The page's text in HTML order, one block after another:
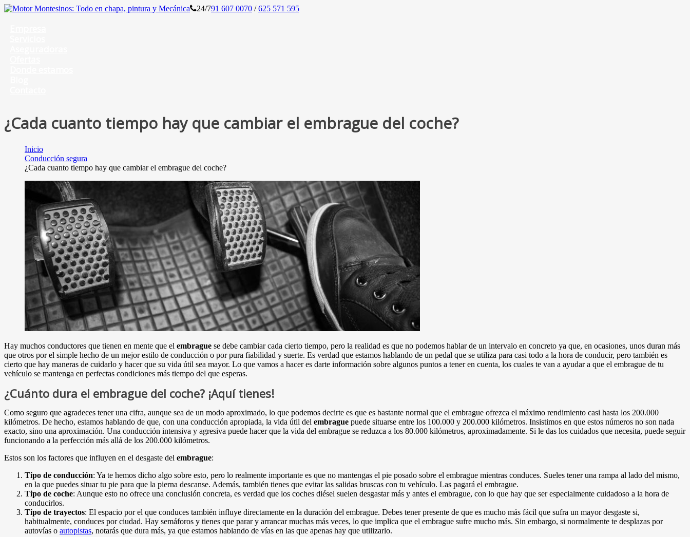
24/791 607 0070 /625 571 595
¿Cada cuanto tiempo hay que cambiar el embrague del coche?
Inicio
Conducción segura
¿Cada cuanto tiempo hay que cambiar el embrague del coche?
Hay muchos conductores que tienen en mente que el embrague se debe cambiar cada cierto tiempo, pero la realidad es que no podemos hablar de un intervalo en concreto ya que, en ocasiones, unos duran más
que otros por el simple hecho de un mejor estilo de conducción o por pura fiabilidad y suerte. Es verdad que estamos hablando de un pedal que se utiliza para casi todo a la hora de conducir, pero también es
cierto que hay maneras de cuidarlo y hacer que su vida útil sea mayor. Lo que vamos a hacer es darte información sobre algunos puntos a tener en cuenta, los cuales te van a ayudar a que el embrague de tu
vehículo se mantenga en perfectas condiciones más tiempo del que esperas.
¿Cuánto dura el embrague del coche? ¡Aquí tienes!
Como seguro que agradeces tener una cifra, aunque sea de un modo aproximado, lo que podemos decirte es que es bastante normal que el embrague ofrezca el máximo rendimiento casi hasta los 200.000
kilómetros. De hecho, estamos hablando de que, con una conducción apropiada, la vida útil del embrague puede situarse entre los 100.000 y 200.000 kilómetros. Insistimos en que estos números no son nada
exacto, sino una aproximación. Una conducción intensiva y agresiva puede hacer que la vida del embrague se reduzca a los 80.000 kilómetros, aproximadamente. Si le das los cuidados que necesita, puede seguir
funcionando a la perfección más allá de los 200.000 kilómetros.
Estos son los factores que influyen en el desgaste del embrague:
Tipo de conducción: Ya te hemos dicho algo sobre esto, pero lo realmente importante es que no mantengas el pie posado sobre el embrague mientras conduces. Sueles tener una rampa al lado del mismo,
en la que puedes situar tu pie para que la pierna descanse. Además, también tienes que evitar las salidas bruscas con tu vehículo. Las pagará el embrague.
Tipo de coche: Aunque esto no ofrece una conclusión concreta, es verdad que los coches diésel suelen desgastar más y antes el embrague, con lo que hay que ser especialmente cuidadoso a la hora de
conducirlos.
Tipo de trayectos: El espacio por el que conduces también influye directamente en la duración del embrague. Debes tener presente de que es mucho más fácil que sufra un mayor desgaste si,
habitualmente, conduces por ciudad. Hay semáforos y tienes que parar y arrancar muchas más veces, lo que implica que el embrague sufre mucho más. Sin embargo, si normalmente te desplazas por
autovías o autopistas, notarás que dura más, ya que estamos hablando de vías en las que apenas hay que utilizarlo.